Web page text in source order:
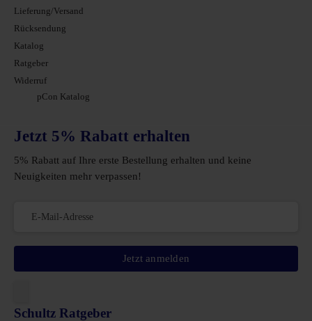
Lieferung/Versand
Rücksendung
Katalog
Ratgeber
Widerruf
pCon Katalog
Jetzt 5% Rabatt erhalten
5% Rabatt auf Ihre erste Bestellung erhalten und keine
Neuigkeiten mehr verpassen!
Jetzt anmelden
Schultz Ratgeber